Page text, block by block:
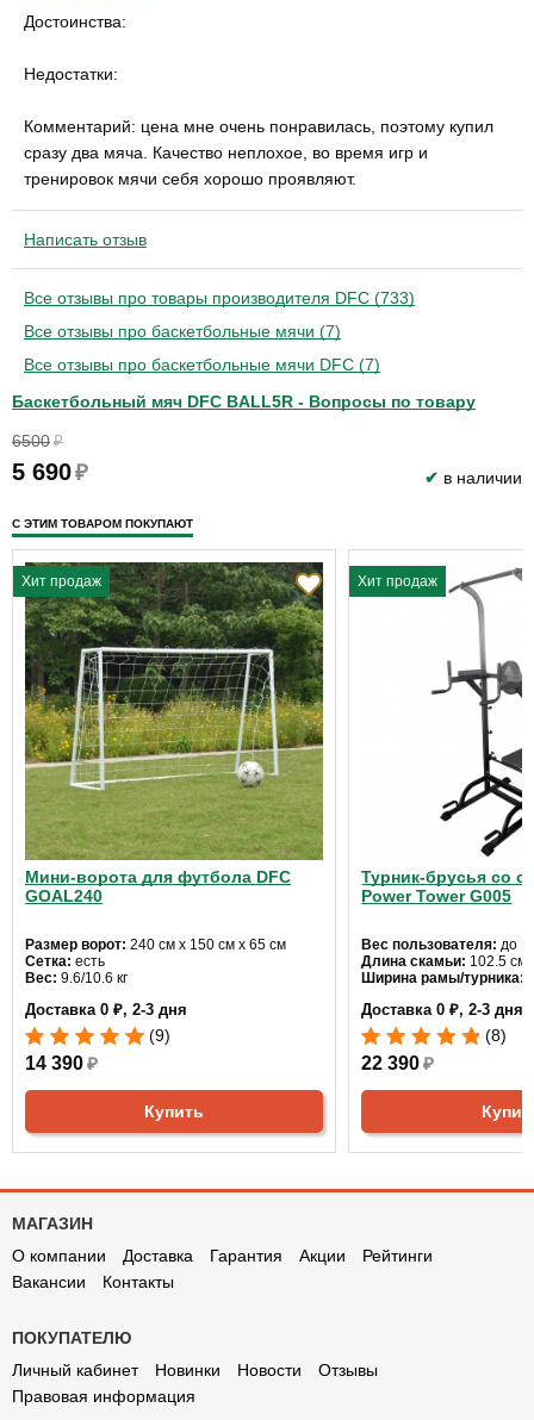
Достоинства:
Недостатки:
Комментарий: цена мне очень понравилась, поэтому купил
сразу два мяча. Качество неплохое, во время игр и
тренировок мячи себя хорошо проявляют.
Написать отзыв
Все отзывы про товары производителя DFC (733)
Все отзывы про баскетбольные мячи (7)
Все отзывы про баскетбольные мячи DFC (7)
Баскетбольный мяч DFC BALL5R - Вопросы по товару
6500 ₽
5 690₽ ✔ в наличии
С ЭТИМ ТОВАРОМ ПОКУПАЮТ
Хит продаж
Мини-ворота для футбола DFC
GOAL240
Размер ворот: 240 см х 150 см х 65 см
Сетка: есть
Вес: 9.6/10.6 кг
Доставка 0 ₽, 2-3 дня
(9)
14 390₽
Купить
Хит продаж
Турник-брусья со
Power Tower G005
Вес пользователя: до
Длина скамьи: 102.5 см
Ширина рамы/турника:
Доставка 0 ₽, 2-3 дня
(8)
22 390 ₽
МАГАЗИН
О компании
Доставка Гарантия Акции
Рейтинги
Вакансии
Контакты
ПОКУПАТЕЛЮ
Личный кабинет
Новинки Новости
Отзывы
Правовая информация